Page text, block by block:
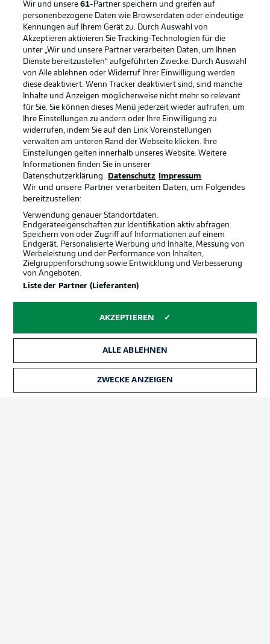
#BundesligaWIRKT
Common Ground
Mitfahrportal
BUNDESLIGA-GRUPPE
Sprachauswahl
Deutsch Anzeige Modus
Login
Football as it's meant to be
BUNDESLIGA APP
Offizielle Partner
Rechtliche Hinweise Voreinstellungen verwalten
Wir und unsere61-Partner speichern und greifen auf
personenbezogene Daten wie Browserdaten oder eindeutige
Kennungen auf Ihrem Gerät zu. Durch Auswahl von
Akzeptieren aktivieren Sie Tracking-Technologien für die
unter „Wir und unsere Partner verarbeiten Daten, um Ihnen
Dienste bereitzustellen“ aufgeführten Zwecke. Durch Auswahl
von Alle ablehnen oder Widerruf Ihrer Einwilligung werden
diese deaktiviert. Wenn Tracker deaktiviert sind, sind manche
Inhalte und Anzeigen möglicherweise nicht mehr so relevant
für Sie. Sie können dieses Menü jederzeit wieder aufrufen, um
Ihre Einstellungen zu ändern oder Ihre Einwilligung zu
widerrufen, indem Sie auf den Link Voreinstellungen
verwalten am unteren Rand der Webseite klicken. Ihre
Einstellungen gelten innerhalb unseres Website. Weitere
Informationen finden Sie in unserer
Datenschutzerklärung.
Datenschutz Impressum
Wir und unsere Partner verarbeiten Daten, um Folgendes
bereitzustellen:
Verwendung genauer Standortdaten.
Endgeräteeigenschaften zur Identifikation aktiv abfragen.
Speichern von oder Zugriff auf Informationen auf einem
Endgerät. Personalisierte Werbung und Inhalte, Messung von
Werbeleistung und der Performance von Inhalten,
Zielgruppenforschung sowie Entwicklung und Verbesserung
von Angeboten.
Liste der Partner (Lieferanten)
AKZEPTIEREN
ALLE ABLEHNEN
ZWECKE ANZEIGEN